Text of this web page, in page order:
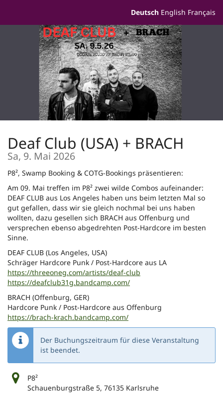
Deutsch English Français
Deaf Club (USA) + BRACH
Sa, 9. Mai 2026
P8², Swamp Booking & COTG-Bookings präsentieren:
Am 09. Mai treffen im P8² zwei wilde Combos aufeinander:
DEAF CLUB aus Los Angeles haben uns beim letzten Mal so
gut gefallen, dass wir sie gleich nochmal bei uns haben
wollten, dazu gesellen sich BRACH aus Offenburg und
versprechen ebenso abgedrehten Post-Hardcore im besten
Sinne.
DEAF CLUB (Los Angeles, USA)
Schräger Hardcore Punk / Post-Hardcore aus LA
https://threeoneg.com/artists/deaf-club
https://deafclub31g.bandcamp.com/
BRACH (Offenburg, GER)
Hardcore Punk / Post-Hardcore aus Offenburg
https://brach-krach.bandcamp.com/
Der Buchungszeitraum für diese Veranstaltung
ist beendet.
P8²
Schauenburgstraße 5, 76135 Karlsruhe